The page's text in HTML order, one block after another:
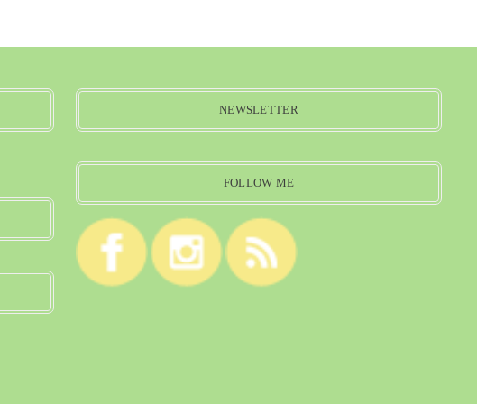
NEWSLETTER
FOLLOW ME